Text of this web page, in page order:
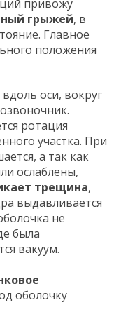
привожу
грыжей, в
Главное
положения
оси, вокруг
ротация
участка. При
а так как
ослаблены,
трещина,
выдавливается
не
была
вакуум.
оболочку